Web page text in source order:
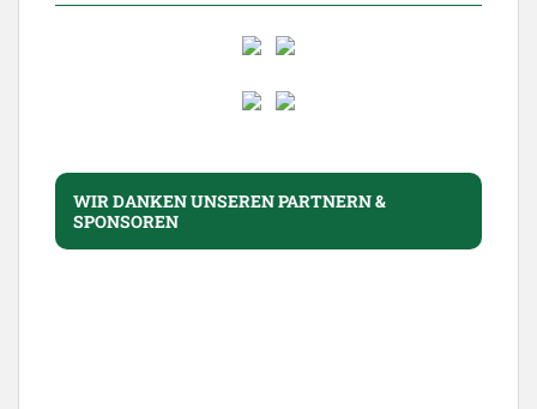
WIR DANKEN UNSEREN PARTNERN &
SPONSOREN